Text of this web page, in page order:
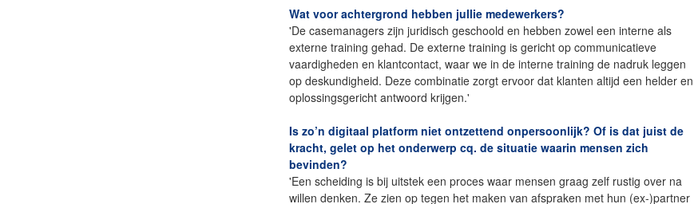
Wat voor achtergrond hebben jullie medewerkers?
'De casemanagers zijn juridisch geschoold en hebben zowel een interne als
externe training gehad. De externe training is gericht op communicatieve
vaardigheden en klantcontact, waar we in de interne training de nadruk leggen
op deskundigheid. Deze combinatie zorgt ervoor dat klanten altijd een helder en
oplossingsgericht antwoord krijgen.'
Is zo’n digitaal platform niet ontzettend onpersoonlijk? Of is dat juist de
kracht, gelet op het onderwerp cq. de situatie waarin mensen zich
bevinden?
'Een scheiding is bij uitstek een proces waar mensen graag zelf rustig over na
willen denken. Ze zien op tegen het maken van afspraken met hun (ex-)partner